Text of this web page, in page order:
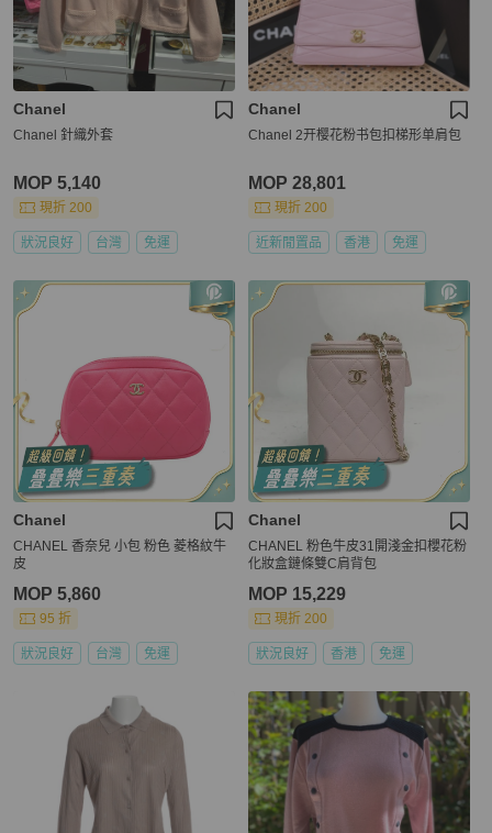
Chanel
Chanel 針織外套
MOP 5,140
現折 200
狀況良好 台灣 免運
Chanel
Chanel 2开樱花粉书包扣梯形单肩包
MOP 28,801
現折 200
近新閒置品 香港 免運
Chanel
CHANEL 香奈兒 小包 粉色 菱格紋牛
皮
MOP 5,860
95 折
狀況良好 台灣 免運
Chanel
CHANEL 粉色牛皮31開淺金扣櫻花粉
化妝盒鏈條雙C肩背包
MOP 15,229
現折 200
狀況良好 香港 免運